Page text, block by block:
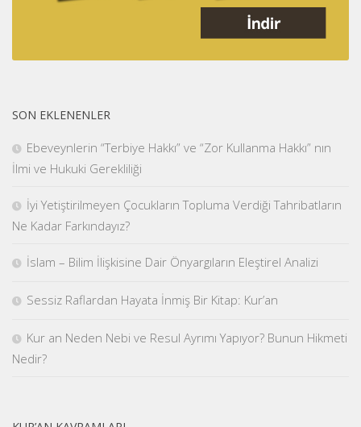
SON EKLENENLER
Ebeveynlerin “Terbiye Hakkı” ve “Zor Kullanma Hakkı” nın
İlmi ve Hukuki Gerekliliği
İyi Yetiştirilmeyen Çocukların Topluma Verdiği Tahribatların
Ne Kadar Farkındayız?
İslam – Bilim İlişkisine Dair Önyargıların Eleştirel Analizi
Sessiz Raflardan Hayata İnmiş Bir Kitap: Kur’an
Kur an Neden Nebi ve Resul Ayrımı Yapıyor? Bunun Hikmeti
Nedir?